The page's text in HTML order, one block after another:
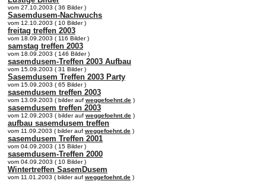
vom 27.10.2003 ( 36 Bilder )
Sasemdusem-Nachwuchs
vom 12.10.2003 ( 10 Bilder )
freitag treffen 2003
vom 18.09.2003 ( 116 Bilder )
samstag treffen 2003
vom 18.09.2003 ( 146 Bilder )
sasemdusem-Treffen 2003 Aufbau
vom 15.09.2003 ( 31 Bilder )
Sasemdusem Treffen 2003 Party
vom 15.09.2003 ( 65 Bilder )
sasemdusem treffen 2003
vom 13.09.2003 ( bilder auf weggefoehnt.de )
sasemdusem treffen 2003
vom 12.09.2003 ( bilder auf weggefoehnt.de )
aufbau sasemdusem treffen
vom 11.09.2003 ( bilder auf weggefoehnt.de )
sasemdusem Treffen 2001
vom 04.09.2003 ( 15 Bilder )
sasemdusem-Treffen 2000
vom 04.09.2003 ( 10 Bilder )
Wintertreffen SasemDusem
vom 11.01.2003 ( bilder auf weggefoehnt.de )